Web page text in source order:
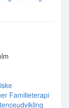
Familieterapi